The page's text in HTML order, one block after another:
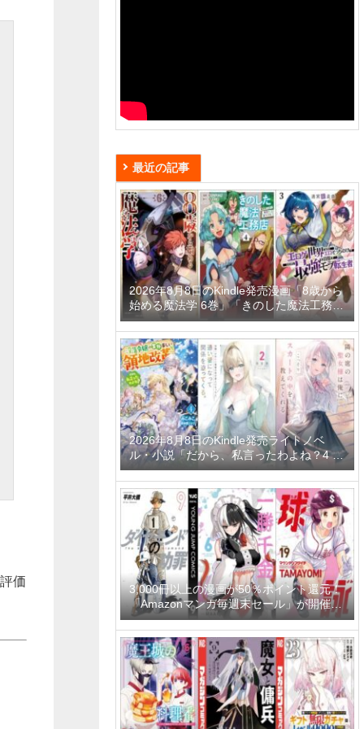
価
最近の記事
2026年8月8日のKindle発売漫画「8歳から
始める魔法学 6巻」「きのした魔法工務店
異世界工法で最強の家づくりを 4巻」「迷
宮狂走曲 3 ～エロゲ世界なのにエロそっ
ちのけでひたすら最強を目指すモブ転生者
～」など
2026年8月8日のKindle発売ライトノベ
ル・小説「だから、私言ったわよね？4 ～
没落令嬢の案外楽しい領地改革～」「学園
一かわいい後輩の命の恩人になったら、通
い妻になって関係を迫ってくる。 2巻」
「隣の席の聖女様は俺にこっそりスカート
の中を教えてくれる」など
3,000冊以上の漫画が50％ポイント還元！
「Amazonマンガ毎週末セール」が開催
中、終了予定日は8月9日！